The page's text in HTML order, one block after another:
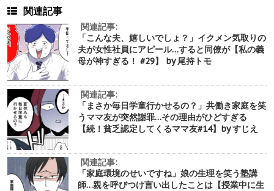
関連記事
関連記事:
「こんな夫、嬉しいでしょ？」イクメン気取りの
夫が女性社員にアピール…すると同僚が【私の義
母が神すぎる！ #29】 by 尾持トモ
関連記事:
「まさか毎日学童行かせるの？」共働き家庭を笑
うママ友が突然謝罪…その理由がひどすぎる
【続！貧乏認定してくるママ友#14】by すじえ
関連記事:
「家庭環境のせいですね」娘の生理を笑う塾講
師…親を呼びつけ言い出したことは【授業中に生